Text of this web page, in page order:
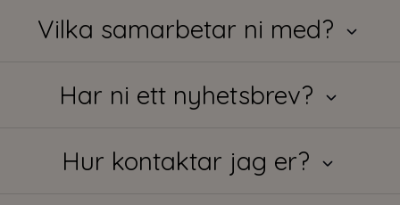
Vilka samarbetar ni med?
Har ni ett nyhetsbrev?
Hur kontaktar jag er?